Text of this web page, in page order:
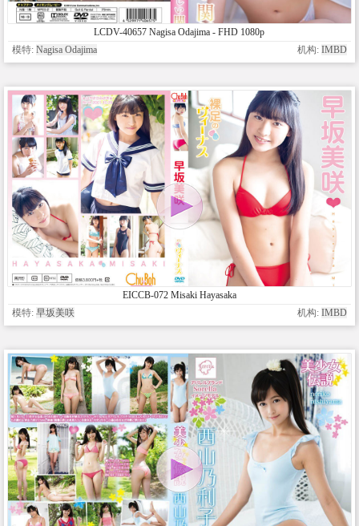
LCDV-40657 Nagisa Odajima - FHD 1080p
模特: Nagisa Odajima 机构: IMBD
EICCB-072 Misaki Hayasaka
模特: 早坂美咲 机构: IMBD